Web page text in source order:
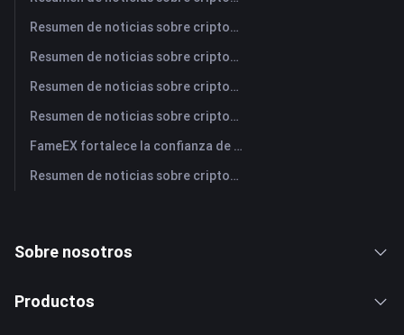
Resumen de noticias sobre criptomonedas de FameEX de hoy | 3 de agosto de 2026
Resumen de noticias sobre criptomonedas de FameEX de hoy | 31 de julio de 2026
Resumen de noticias sobre criptomonedas de FameEX de hoy | 30 de julio de 2026
Resumen de noticias sobre criptomonedas de FameEX de hoy | 29 de julio de 2026
FameEX fortalece la confianza de los usuarios a través de ocho años de operaciones estables y crecimiento global
Resumen de noticias sobre criptomonedas de FameEX de hoy | 28 de julio de 2026
Sobre nosotros
Productos